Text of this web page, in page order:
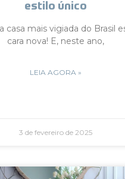
estilo único
casa mais vigiada do Brasil
cara nova! E, neste ano,
LEIA AGORA »
3 de fevereiro de 2025